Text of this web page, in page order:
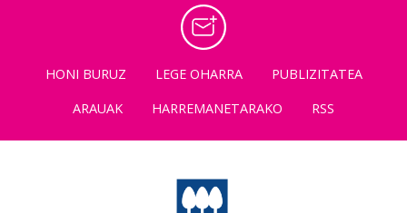
HONI BURUZ LEGE OHARRA
PUBLIZITATEA
ARAUAK
HARREMANETARAKO RSS